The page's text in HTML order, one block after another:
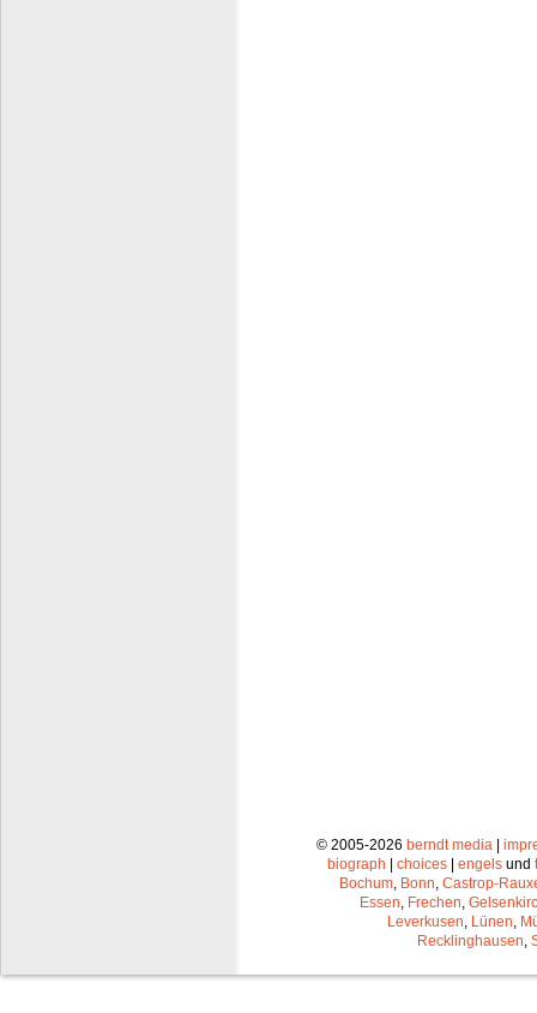
© 2005-2026 berndt media |
biograph | choices | engels und
Bochum Bonn Castrop-
Essen Frechen
Leverkusen Lünen
Recklinghausen